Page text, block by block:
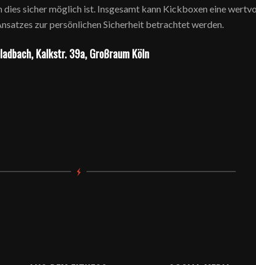
sicher möglich ist. Insgesamt kann Kickboxen eine
zur persönlichen Sicherheit betrachtet werden.
Kalkstr. 39a, Großraum Köln